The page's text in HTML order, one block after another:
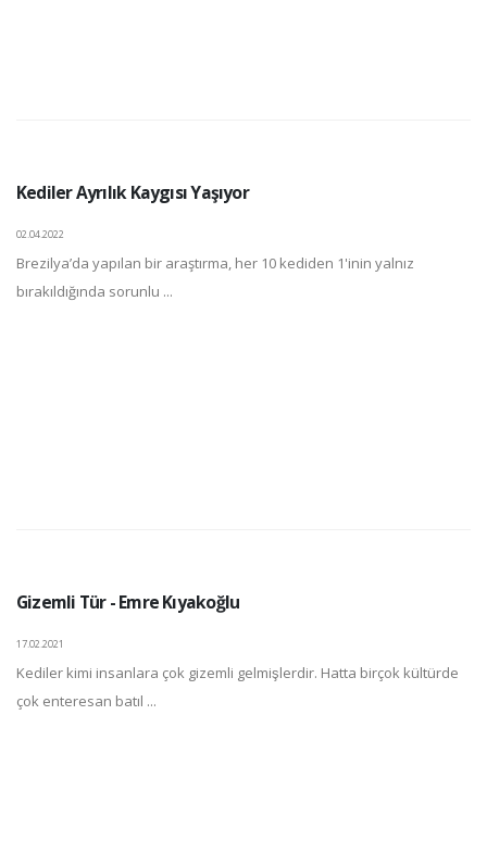
Kediler Ayrılık Kaygısı Yaşıyor
02.04.2022
Brezilya’da yapılan bir araştırma, her 10 kediden 1'inin yalnız
bırakıldığında sorunlu ...
Gizemli Tür - Emre Kıyakoğlu
17.02.2021
Kediler kimi insanlara çok gizemli gelmişlerdir. Hatta birçok kültürde
çok enteresan batıl ...